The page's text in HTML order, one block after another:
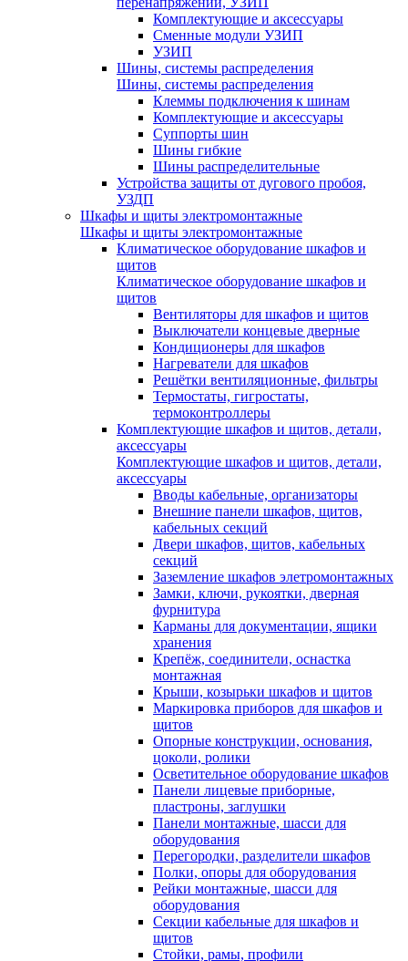
Комплектующие и аксессуары
Сменные модули УЗИП
УЗИП
Шины, системы распределения
Шины, системы распределения
Клеммы подключения к шинам
Комплектующие и аксессуары
Суппорты шин
Шины гибкие
Шины распределительные
Устройства защиты от дугового пробоя,
УЗДП
Шкафы и щиты электромонтажные
Шкафы и щиты электромонтажные
Климатическое оборудование шкафов и
щитов
Климатическое оборудование шкафов и
щитов
Вентиляторы для шкафов и щитов
Выключатели концевые дверные
Кондиционеры для шкафов
Нагреватели для шкафов
Решётки вентиляционные, фильтры
Термостаты, гигростаты,
термоконтроллеры
Комплектующие шкафов и щитов, детали,
аксессуары
Комплектующие шкафов и щитов, детали,
аксессуары
Вводы кабельные, организаторы
Внешние панели шкафов, щитов,
кабельных секций
Двери шкафов, щитов, кабельных
секций
Заземление шкафов элетромонтажных
Замки, ключи, рукоятки, дверная
фурнитура
Карманы для документации, ящики
хранения
Крепёж, соединители, оснастка
монтажная
Крыши, козырьки шкафов и щитов
Маркировка приборов для шкафов и
щитов
Опорные конструкции, основания,
цоколи, ролики
Осветительное оборудование шкафов
Панели лицевые приборные,
пластроны, заглушки
Панели монтажные, шасси для
оборудования
Перегородки, разделители шкафов
Полки, опоры для оборудования
Рейки монтажные, шасси для
оборудования
Секции кабельные для шкафов и
щитов
Стойки, рамы, профили